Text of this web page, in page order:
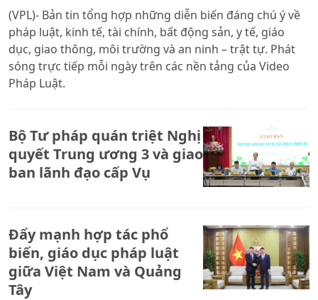
(VPL)- Bản tin tổng hợp những diễn biến đáng chú ý về
pháp luật, kinh tế, tài chính, bất động sản, y tế, giáo
dục, giao thông, môi trường và an ninh – trật tự. Phát
sóng trực tiếp mỗi ngày trên các nền tảng của Video
Pháp Luật.
Bộ Tư pháp quán triệt Nghị
quyết Trung ương 3 và giao
ban lãnh đạo cấp Vụ
Đẩy mạnh hợp tác phổ
biến, giáo dục pháp luật
giữa Việt Nam và Quảng
Tây